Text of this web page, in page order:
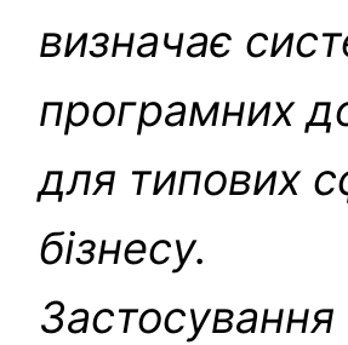
визначає
програмних
для типових
бізнесу.
Застосування